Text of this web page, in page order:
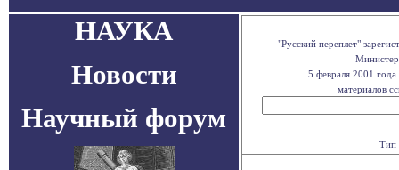
НАУКА
Новости
Научный форум
"Русский переплет"
5 февраля 2001
материалов
Тип